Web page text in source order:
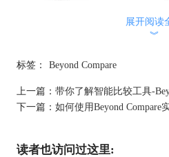
图2：主
页面，先点击左边空白，在左上角
展开阅读
︾
标签： Beyond Compare
上一篇： 带你了解智能比较工具-
下一篇： 如何使用Beyond Compare
读者也访问过这里: